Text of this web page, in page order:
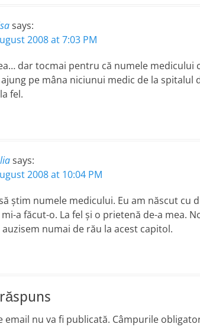
says:
2008 at 7:03 PM
dar tocmai pentru că numele
pe mâna niciunui medic de la spitalul
fel.
says:
2008 at 10:04 PM
ştim numele medicului. Eu am născut cu
a făcut-o. La fel şi o prietenă de-a mea.
numai de rău la acest capitol.
email nu va fi publicată. Câmpurile